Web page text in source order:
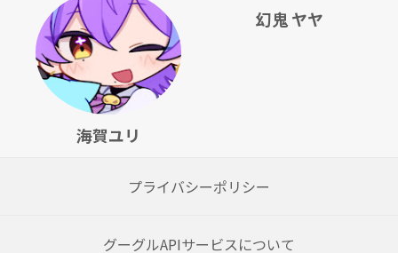
海賀ユリ
幻鬼 ヤヤ
プライバシーポリシー
グーグルAPIサービスについて